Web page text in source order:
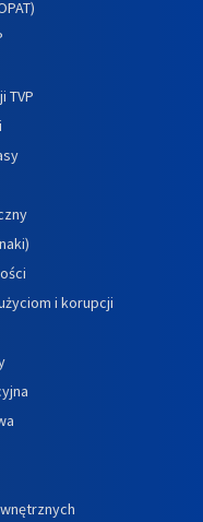
TVP
i korupcji